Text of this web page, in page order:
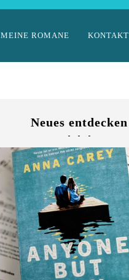
MEINE ROMANE KONTAKT
Neues entdecken